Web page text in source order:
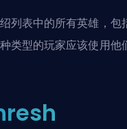
列表中的所有英雄，包
类型的玩家应该使用他